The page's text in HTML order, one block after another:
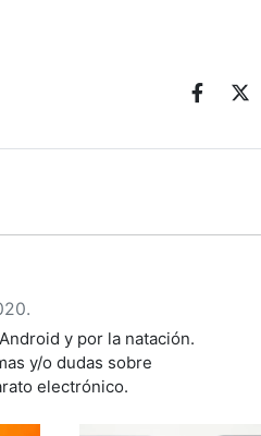
y por la natación.
y/o dudas sobre
electrónico.